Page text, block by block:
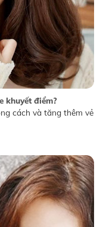
khuyết điểm?
cách và tăng thêm vẻ